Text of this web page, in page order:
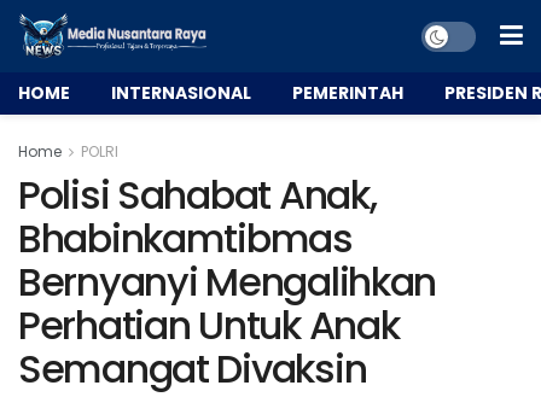
HOME INTERNASIONAL PEMERINTAH PRESIDEN
Home POLRI
Polisi Sahabat Anak,
Bhabinkamtibmas
Bernyanyi Mengalihkan
Perhatian Untuk Anak
Semangat Divaksin